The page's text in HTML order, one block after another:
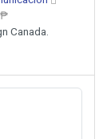
Canada.